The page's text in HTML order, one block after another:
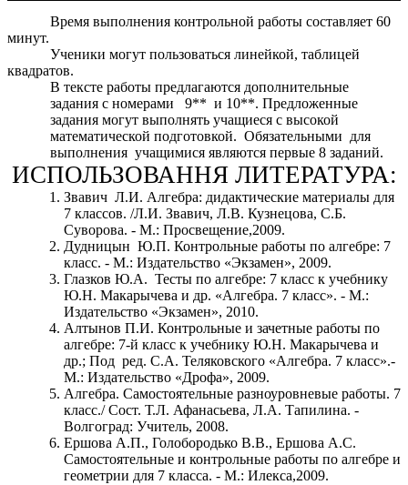
Время выполнения контрольной работы составляет 60
минут.
Ученики могут пользоваться линейкой, таблицей
квадратов.
В тексте работы предлагаются дополнительные
задания с номерами 9** и 10**. Предложенные
задания могут выполнять учащиеся с высокой
математической подготовкой. Обязательными для
выполнения учащимися являются первые 8 заданий.
ИСПОЛЬЗОВАННЯ ЛИТЕРАТУРА:
Звавич Л.И. Алгебра: дидактические материалы для
7 классов. /Л.И. Звавич, Л.В. Кузнецова, С.Б.
Суворова. - М.: Просвещение,2009.
Дудницын Ю.П. Контрольные работы по алгебре: 7
класс. - М.: Издательство «Экзамен», 2009.
Глазков Ю.А. Тесты по алгебре: 7 класс к учебнику
Ю.Н. Макарычева и др. «Алгебра. 7 класс». - М.:
Издательство «Экзамен», 2010.
Алтынов П.И. Контрольные и зачетные работы по
алгебре: 7-й класс к учебнику Ю.Н. Макарычева и
др.; Под ред. С.А. Теляковского «Алгебра. 7 класс».-
М.: Издательство «Дрофа», 2009.
Алгебра. Самостоятельные разноуровневые работы. 7
класс./ Сост. Т.Л. Афанасьева, Л.А. Тапилина. -
Волгоград: Учитель, 2008.
Ершова А.П., Голобородько В.В., Ершова А.С.
Самостоятельные и контрольные работы по алгебре и
геометрии для 7 класса. - М.: Илекса,2009.